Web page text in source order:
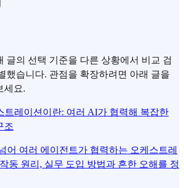
글의 선택 기준을 다른 상황에서 비교 검
했습니다. 관점을 확장하려면 아래 글을
세요.
트레이션이란: 여러 AI가 협력해 복잡한
조
어 여러 에이전트가 협력하는 오케스트레
동 원리, 실무 도입 방법과 흔한 오해를 정